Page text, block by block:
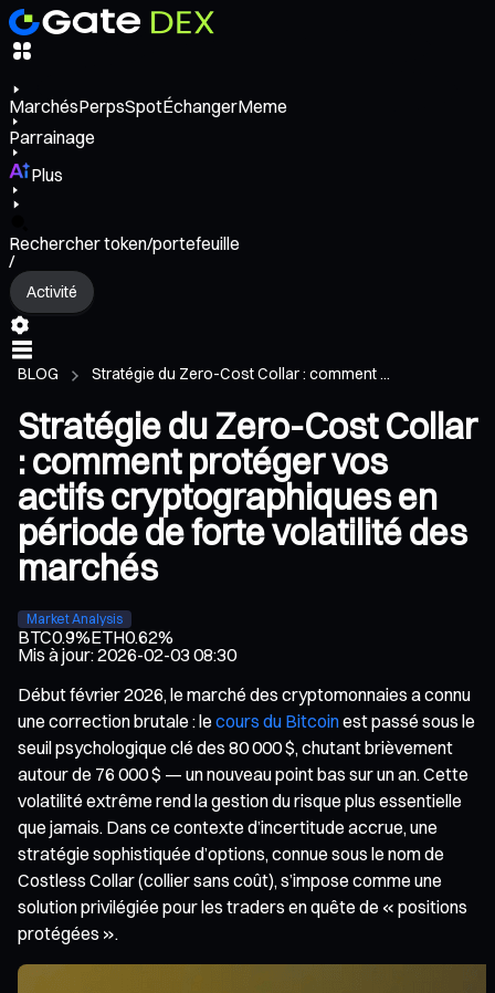
MarchésPerpsSpotÉchangerMeme
Parrainage
Plus
Rechercher token/portefeuille
/
Activité
BLOG Stratégie du Zero-Cost Collar : comment ...
Stratégie du Zero-Cost Collar
: comment protéger vos
actifs cryptographiques en
période de forte volatilité des
marchés
Market Analysis
BTC0.9%ETH0.62%
Mis à jour:2026-02-03 08:30
Début février 2026, le marché des cryptomonnaies a connu
une correction brutale : le cours du Bitcoinest passé sous le
seuil psychologique clé des 80 000 $, chutant brièvement
autour de 76 000 $ — un nouveau point bas sur un an. Cette
volatilité extrême rend la gestion du risque plus essentielle
que jamais. Dans ce contexte d’incertitude accrue, une
stratégie sophistiquée d’options, connue sous le nom de
Costless Collar (collier sans coût), s’impose comme une
solution privilégiée pour les traders en quête de « positions
protégées ».